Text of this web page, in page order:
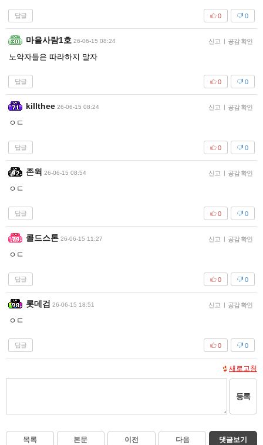
답글 0
0
마을사람1호 26-06-15 08:24 신고 | 공감 확인
노약자들은 따라하지 말자
답글 0
0
killthee 26-06-15 08:24 신고 | 공감 확인
ㅇㄷ
답글 0
0
존윅 26-06-15 08:54 신고 | 공감 확인
ㅇㄷ
답글 0
0
콜드스톤 26-06-15 11:27 신고 | 공감 확인
ㅇㄷ
답글 0
0
롯데검 26-06-15 18:51 신고 | 공감 확인
ㅇㄷ
답글 0
0
새로고침
등록
목록 본문 이전 다음 댓글보기